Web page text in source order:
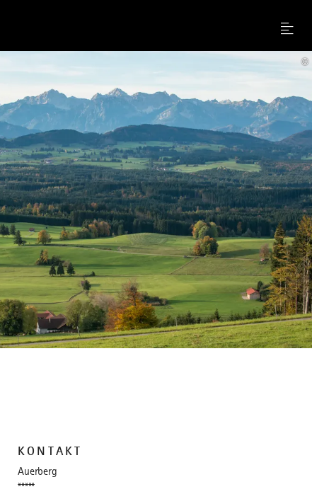
Menu
©
KONTAKT
Auerberg
*****